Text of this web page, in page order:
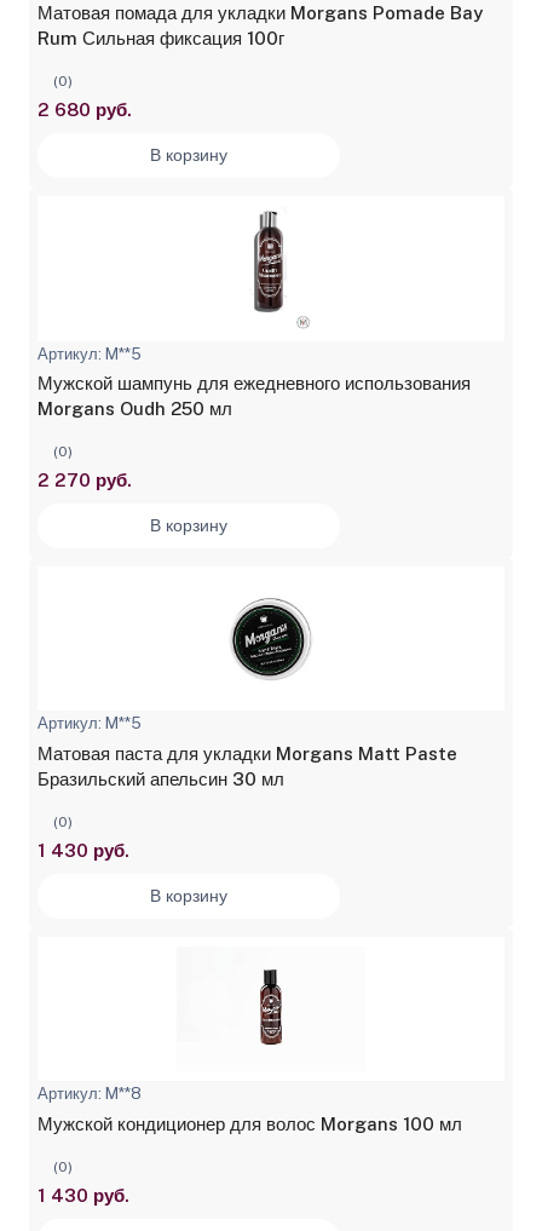
Матовая помада для укладки Morgans Pomade Bay
Rum Сильная фиксация 100г
(0)
2 680 руб.
В корзину
Артикул: M**5
Мужской шампунь для ежедневного использования
Morgans Oudh 250 мл
(0)
2 270 руб.
В корзину
Артикул: M**5
Матовая паста для укладки Morgans Matt Paste
Бразильский апельсин 30 мл
(0)
1 430 руб.
В корзину
Артикул: M**8
Мужской кондиционер для волос Morgans 100 мл
(0)
1 430 руб.